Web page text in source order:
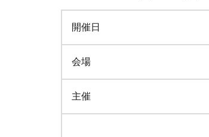
開催日
会場
主催